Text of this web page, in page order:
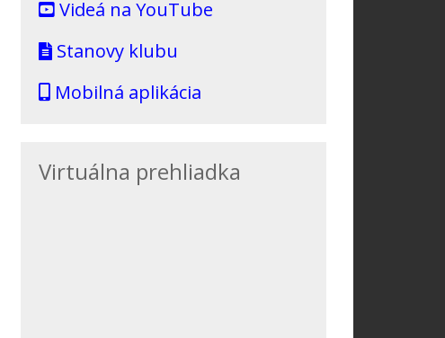
Videá na YouTube
Stanovy klubu
Mobilná aplikácia
Virtuálna prehliadka